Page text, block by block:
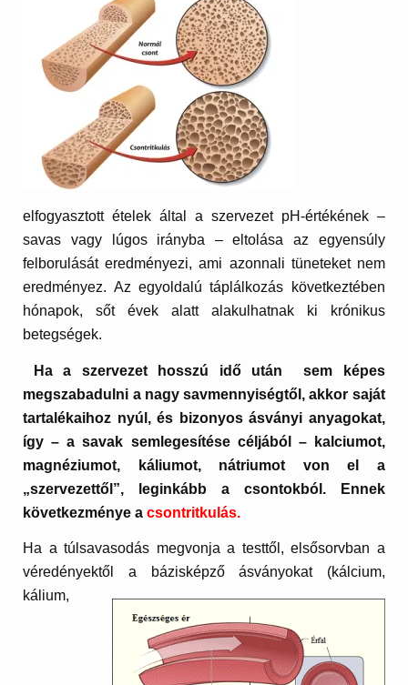
elfogyasztott ételek által a szervezet pH-értékének –
savas vagy lúgos irányba – eltolása az egyensúly
felborulását eredményezi, ami azonnali tüneteket nem
eredményez. Az egyoldalú táplálkozás következtében
hónapok, sőt évek alatt alakulhatnak ki krónikus
betegségek.
Ha a szervezet hosszú idő után sem képes
megszabadulni a nagy savmennyiségtől, akkor saját
tartalékaihoz nyúl, és bizonyos ásványi anyagokat,
így – a savak semlegesítése céljából – kalciumot,
magnéziumot, káliumot, nátriumot von el a
„szervezettől”, leginkább a csontokból. Ennek
következménye acsontritkulás.
Ha a túlsavasodás megvonja a testtől, elsősorvban a
véredényektől a bázisképző ásványokat (kálcium,
kálium,